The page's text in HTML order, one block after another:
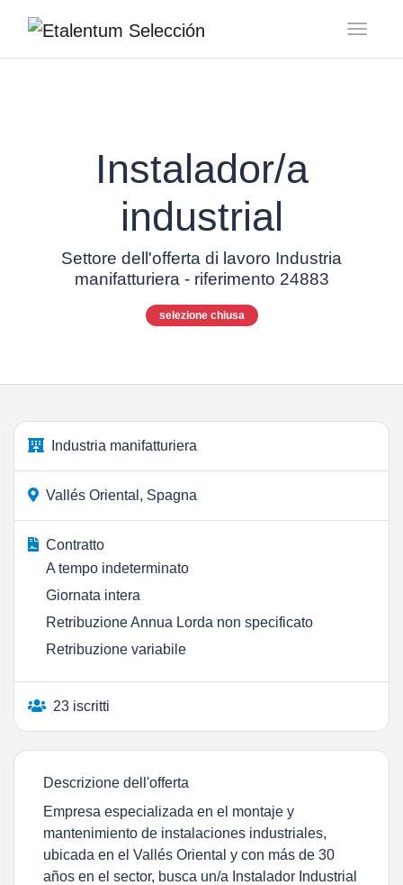
Instalador/a
industrial
Settore dell'offerta di lavoro Industria
manifatturiera - riferimento 24883
selezione chiusa
Industria manifatturiera
Vallés Oriental, Spagna
Contratto
A tempo indeterminato
Giornata intera
Retribuzione Annua Lorda non specificato
Retribuzione variabile
23 iscritti
Descrizione dell'offerta
Empresa especializada en el montaje y
mantenimiento de instalaciones industriales,
ubicada en el Vallés Oriental y con más de 30
años en el sector, busca un/a Instalador Industrial